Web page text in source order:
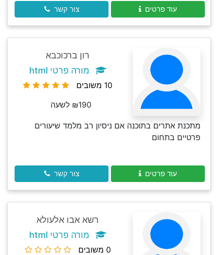
עוד פרטים צור קשר
רון ברכוכבא
מורה פרטי html
10 משובים
₪190 לשעה
מתכנת אתרים בתוכנה אם ניסיון רב מלמד שיעורים
פרטיים בתחום
עוד פרטים צור קשר
רשא אבו אלעולא
מורה פרטי html
0 משובים